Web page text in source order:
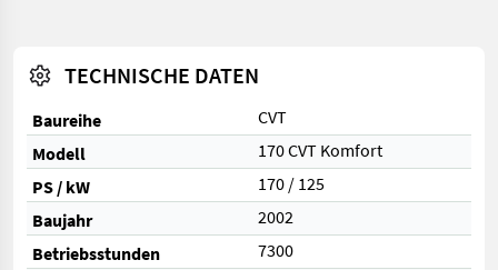
TECHNISCHE DATEN
Baureihe
CVT
Modell
170 CVT Komfort
PS / kW
170 / 125
Baujahr
2002
Betriebsstunden
7300